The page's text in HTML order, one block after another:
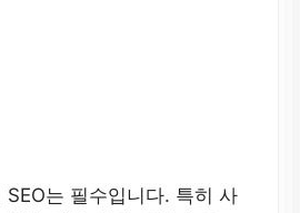
SEO는 필수입니다. 특히 사